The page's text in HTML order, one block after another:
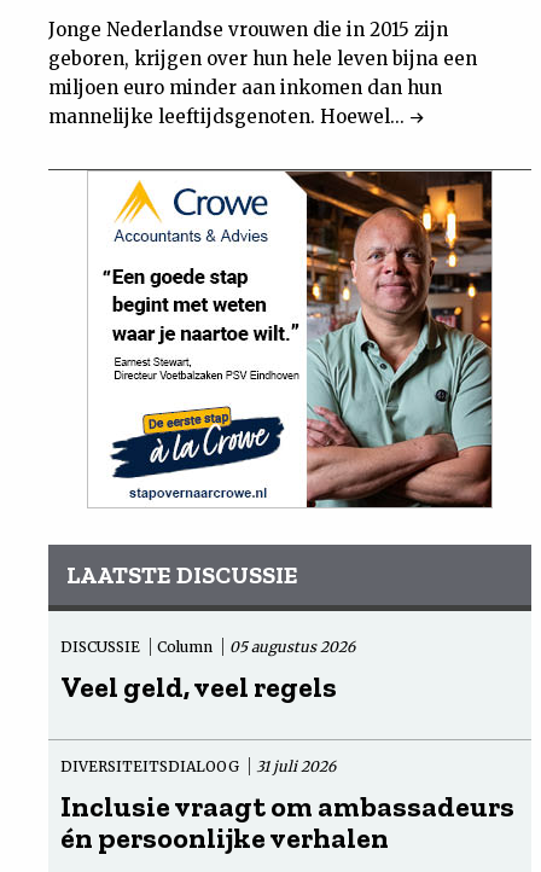
Jonge Nederlandse vrouwen die in 2015 zijn
geboren, krijgen over hun hele leven bijna een
miljoen euro minder aan inkomen dan hun
mannelijke leeftijdsgenoten. Hoewel...
LAATSTE DISCUSSIE
DISCUSSIE Column 05 augustus 2026
Veel geld, veel regels
DIVERSITEITSDIALOOG 31 juli 2026
Inclusie vraagt om ambassadeurs
én persoonlijke verhalen